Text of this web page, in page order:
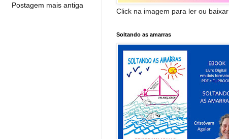
Postagem mais antiga
Click na imagem para ler ou baixar
Soltando as amarras